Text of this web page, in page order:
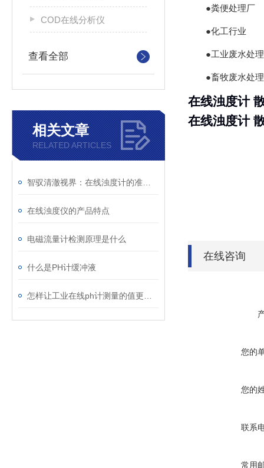
COD在线分析仪
查看全部
相关文章
RELATED ARTICLES
在线浊度仪的产品特点
电磁流量计检测原理是什么
什么是PH计缓冲液
●粪便处理厂
●化工行业
●工业废水处理
●畜牧废水处理
在线浊度计
在线浊度计
在线咨询
您的
您的
联系
常用